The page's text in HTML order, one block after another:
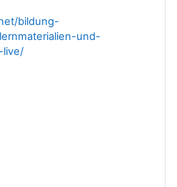
bildung-
und-
live/